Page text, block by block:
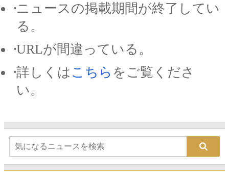
ニュースの掲載期間が終了してい
る。
URLが間違っている。
詳しくは こちら をご覧くださ
い。